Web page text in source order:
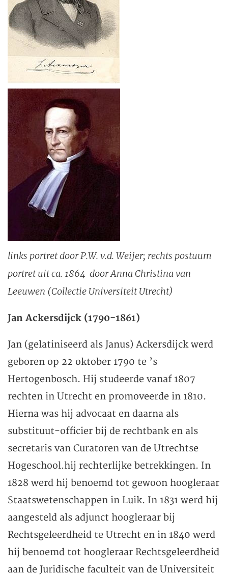
links portret door P.W. v.d. Weijer; rechts postuum
portret uit ca. 1864 door Anna Christina van
Leeuwen (Collectie Universiteit Utrecht)
Jan Ackersdijck (1790-1861)
Jan (gelatiniseerd als Janus) Ackersdijck werd
geboren op 22 oktober 1790 te ’s
Hertogenbosch. Hij studeerde vanaf 1807
rechten in Utrecht en promoveerde in 1810.
Hierna was hij advocaat en daarna als
substituut-officier bij de rechtbank en als
secretaris van Curatoren van de Utrechtse
Hogeschool.hij rechterlijke betrekkingen. In
1828 werd hij benoemd tot gewoon hoogleraar
Staatswetenschappen in Luik. In 1831 werd hij
aangesteld als adjunct hoogleraar bij
Rechtsgeleerdheid te Utrecht en in 1840 werd
hij benoemd tot hoogleraar Rechtsgeleerdheid
aan de Juridische faculteit van de Universiteit